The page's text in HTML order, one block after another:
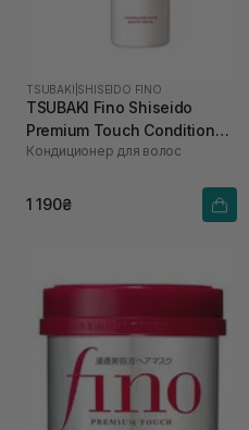
TSUBAKI SHISEIDO FINO
TSUBAKI Fino Shiseido
Premium Touch Conditioner
550 мл
Кондиционер для волос
1 190₴